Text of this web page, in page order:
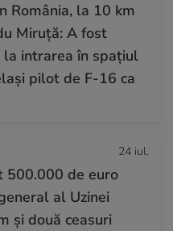
România, la 10 km
Miruță: A fost
intrarea în spațiul
pilot de F-16 ca
24 iul.
500.000 de euro
al Uzinei
și două ceasuri